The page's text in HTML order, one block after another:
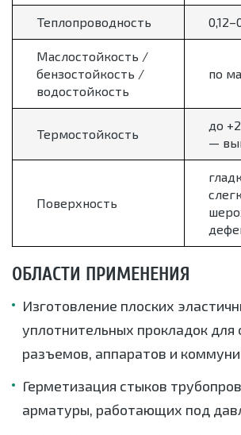
Теплопроводность
Маслостойкость /
бензостойкость /
водостойкость
по
Термостойкость
до
—
Поверхность
ОБЛАСТИ ПРИМЕНЕНИЯ
Изготовление плоских
уплотнительных прокладок для
разъемов, аппаратов и
Герметизация стыков
арматуры, работающих под